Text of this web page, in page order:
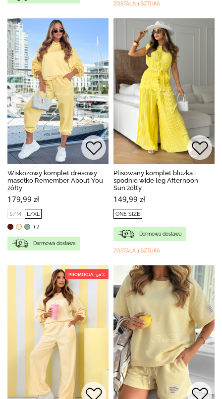
ZOSTAŁA 1 SZTUKA
Wiskozowy komplet dresowy
masełko Remember About You
żółty
179,99 zł
S/M L/XL
+2
Darmowa dostawa
Plisowany komplet bluzka i
spodnie wide leg Afternoon
Sun żółty
149,99 zł
ONE SIZE
Darmowa dostawa
ZOSTAŁA 1 SZTUKA
PROMOCJA -50%